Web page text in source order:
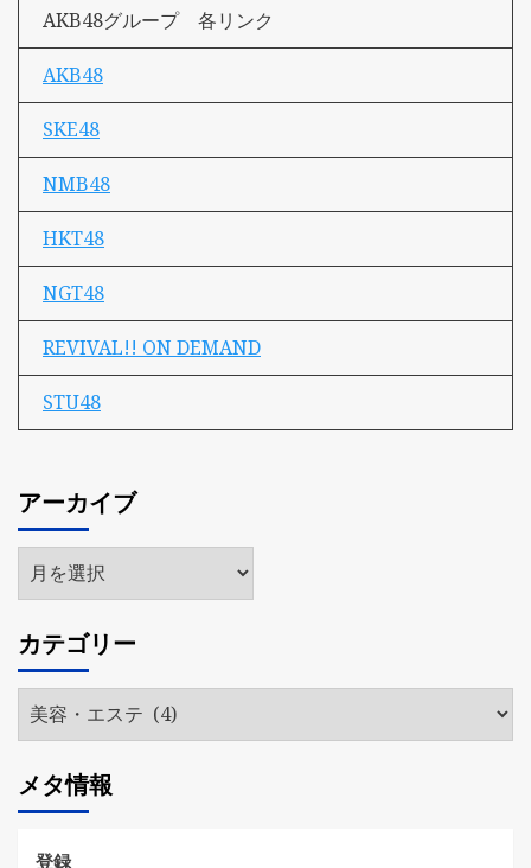
AKB48グループ 各リンク
AKB48
SKE48
NMB48
HKT48
NGT48
REVIVAL!! ON DEMAND
STU48
アーカイブ
ア
ー
イ
ブ
カテゴリー
カ
テ
リ
ー
メタ情報
登録